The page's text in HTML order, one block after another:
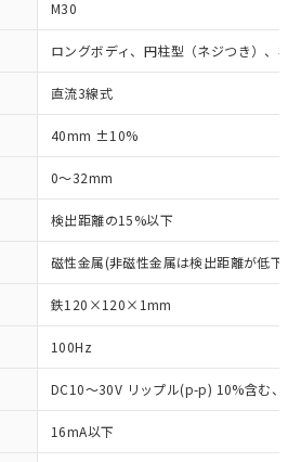
M30
ロングボディ、円柱型（ネジつき）、非
直流3線式
40mm ±10%
0～32mm
検出距離の15%以下
磁性金属(非磁性金属は検出距離が低下し
鉄120×120×1mm
100Hz
DC10～30V リップル(p-p) 10%含む、
16mA以下